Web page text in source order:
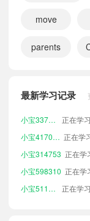
move
parents
最新学习记录
小宝132794
正在学
小宝337312 正在学
小宝417094
正在学习
小宝314753 正在学
小宝598310 正在学
小宝511157
正在学
小宝288799
正在学习